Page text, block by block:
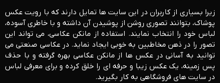
زیرا بسیاری از کاربران در این سایت ها تمایل دارند که با رویت عکس
پوشاک، بتوانند تصوری روشن از پوشیدن آن داشته و با خاطری آسوده،
لباس خود را انتخاب نمایند. استفاده از مانکن عکاسی، می تواند این
تصور را در ذهن مخاطبین به خوبی ایجاد نماید. در عکاسی صنعتی می
توانید به آسانی در عکس ها از مانکن عکاسی بهره گرفته و با حذف
پس زمینه، یک عکس زیبا و حرفه ای را خلق کرده و برای معرفی لباس
در سایت های فروشگاهی به کار بگیرید.